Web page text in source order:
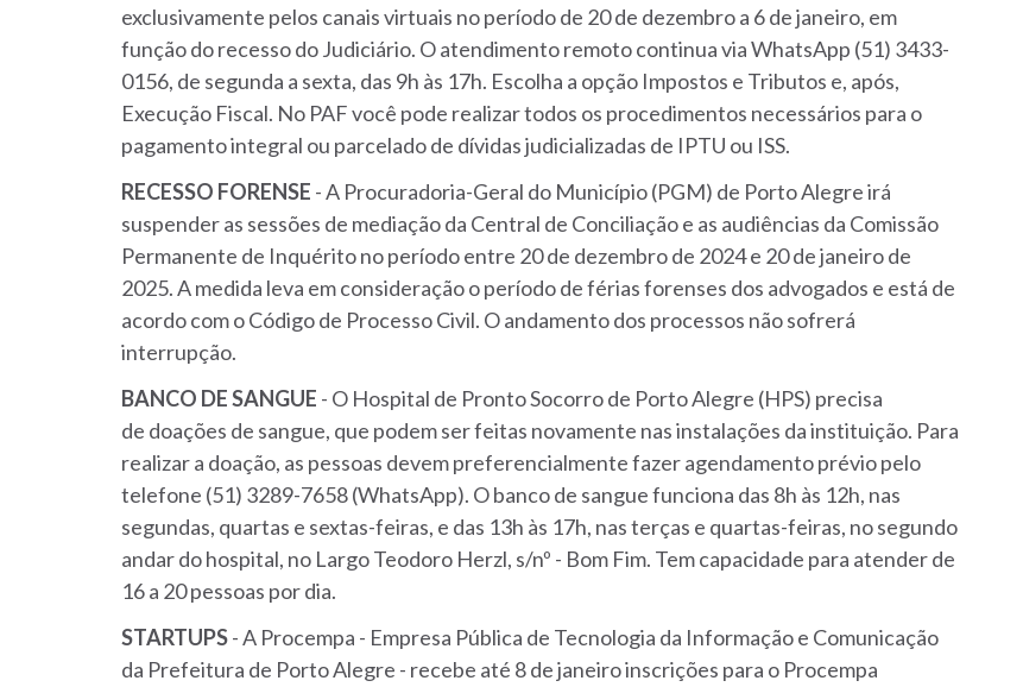
exclusivamente pelos canais virtuais no período de 20 de dezembro a 6 de janeiro, em
função do recesso do Judiciário. O atendimento remoto continua via WhatsApp (51) 3433-
0156, de segunda a sexta, das 9h às 17h. Escolha a opção Impostos e Tributos e, após,
Execução Fiscal. No PAF você pode realizar todos os procedimentos necessários para o
pagamento integral ou parcelado de dívidas judicializadas de IPTU ou ISS.
RECESSO FORENSE - A Procuradoria-Geral do Município (PGM) de Porto Alegre irá
suspender as sessões de mediação da Central de Conciliação e as audiências da Comissão
Permanente de Inquérito no período entre 20 de dezembro de 2024 e 20 de janeiro de
2025. A medida leva em consideração o período de férias forenses dos advogados e está de
acordo com o Código de Processo Civil. O andamento dos processos não sofrerá
interrupção.
BANCO DE SANGUE - O Hospital de Pronto Socorro de Porto Alegre (HPS) precisa
de doações de sangue, que podem ser feitas novamente nas instalações da instituição. Para
realizar a doação, as pessoas devem preferencialmente fazer agendamento prévio pelo
telefone (51) 3289-7658 (WhatsApp). O banco de sangue funciona das 8h às 12h, nas
segundas, quartas e sextas-feiras, e das 13h às 17h, nas terças e quartas-feiras, no segundo
andar do hospital, no Largo Teodoro Herzl, s/nº - Bom Fim. Tem capacidade para atender de
16 a 20 pessoas por dia.
STARTUPS- A Procempa - Empresa Pública de Tecnologia da Informação e Comunicação
da Prefeitura de Porto Alegre - recebe até 8 de janeiro inscrições para o Procempa